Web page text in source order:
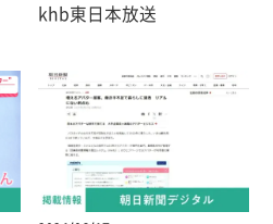
khb東日本放送